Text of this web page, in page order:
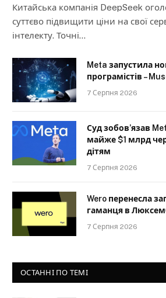
Китайська компанія DeepSeek
суттєво підвищити ціни на свої
інтелекту. Точні…
Meta запустила
програмістів –
7 Серпня 2026
Суд зобов’язав
майже $1 млрд
дітям
7 Серпня 2026
Wero перенесла
гаманця в
7 Серпня 2026
ОСТАННІ ПО ТЕМІ